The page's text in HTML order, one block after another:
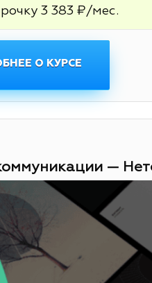
3 383 ₽/мес.
О КУРСЕ
—